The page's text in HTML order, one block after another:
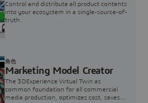
Control and distribute all product contents
into your ecosystem in a single-source-of-
truth.
Marketing Model Creator
The 3DExperience Virtual Twin as
common foundation for all commercial
media production, optimizes cost, saves
角色